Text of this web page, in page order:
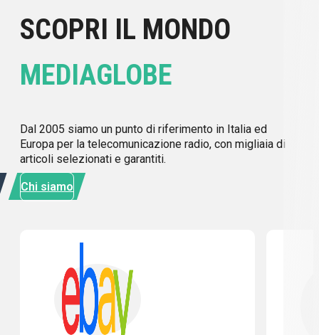
SCOPRI IL MONDO
MEDIAGLOBE
Dal 2005 siamo un punto di riferimento in Italia ed
Europa per la telecomunicazione radio, con migliaia di
articoli selezionati e garantiti.
Chi siamo